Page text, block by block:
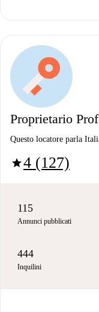
Proprietario
Questo locatore parla
star4 (127)
115
Annunci pubblicati
444
Inquilini